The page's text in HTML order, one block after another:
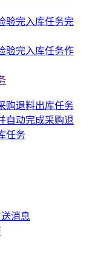
验完入库任务完
验完入库任务作
购退料出库任务
自动完成采购退
任务
消息